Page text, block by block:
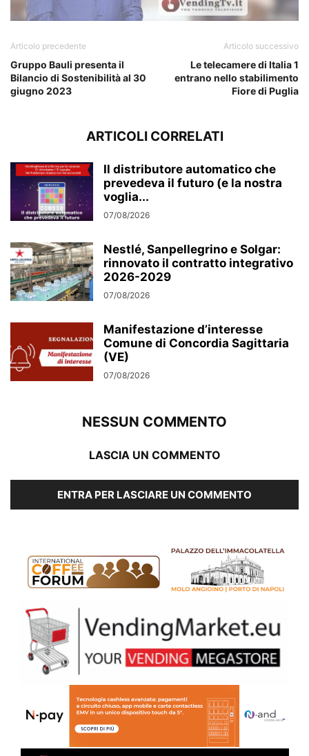
Articolo precedente
Gruppo Bauli presenta il
Bilancio di Sostenibilità al 30
giugno 2023
Articolo successivo
Le telecamere di Italia 1
entrano nello stabilimento
Fiore di Puglia
ARTICOLI CORRELATI
Il distributore automatico che
prevedeva il futuro (e la nostra
voglia...
07/08/2026
Nestlé, Sanpellegrino e Solgar:
rinnovato il contratto integrativo
2026-2029
07/08/2026
Manifestazione d’interesse
Comune di Concordia Sagittaria
(VE)
07/08/2026
NESSUN COMMENTO
LASCIA UN COMMENTO
ENTRA PER LASCIARE UN COMMENTO